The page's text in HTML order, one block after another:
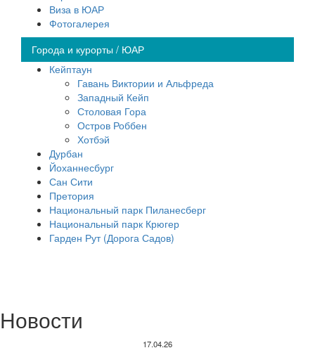
Виза в ЮАР
Фотогалерея
Города и курорты / ЮАР
Кейптаун
Гавань Виктории и Альфреда
Западный Кейп
Столовая Гора
Остров Роббен
Хотбэй
Дурбан
Йоханнесбург
Сан Сити
Претория
Национальный парк Пиланесберг
Национальный парк Крюгер
Гарден Рут (Дорога Садов)
Новости
17.04.26